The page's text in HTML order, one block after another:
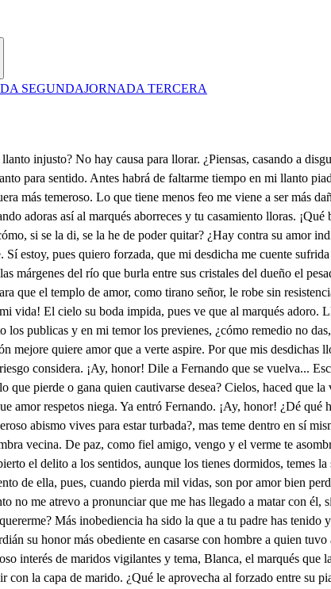
SEGUNDAJORNADA TERCERA
en tu llanto los publicas y en mi temor los previenes, ¿cómo remedio no das, Fernando? Turbada estás. ¿Qué dices? Digo, señora, que olvida, como te adora, tu honor. Declárate más. Sin que tus peligros mire ni su pretensión mejore quiere amor que a verte aspire. Por que mis desdichas llore y su atrevimiento admire, ¿dónde está? En la sala espera, detrás de un tapiz. Quisiera verle el alma..., pero no, que la licencia negó quien mi riesgo considera. ¡Ay, honor! Dile a Fernando que se vuelva... Escucha... Aguarda. No es tiempo de estar dudando. Como el alma se acobarda, está el corazón temblando. ¿Qué me aconsejas, hermana? ¿No ve lo que pierde o gana quien cautivarse desea? Cielos, haced que la vea. ¿Por qué has de ser tan tirana con tu belleza? Si llega Fernando, la ha de obligar, que alcanza el amor si ruega. Corre presto. Yo hay lugar, porque amor respetos niega. Ya entró Fernando. ¡Ay, honor! ¿Dé qué has perdido el color?, mas hallo en tu frente escrito «sombra que sigue al delito llamaron siempre al temor». En tu casa estás guardada, ¿en qué temeroso abismo vives para estar turbada?, mas teme dentro en sí mismo quien tiene el alma culpada. El que de noche camina cualquiera sombra imagina que es un feroz salteador y es el ladrón el temor que vio en la sombra vecina. De paz, como fiel amigo, vengo y el verme te asombra, sin ver, cuando más te sigo, que no soy más de una sombra del miedo que va contigo. Sombra soy, pues ya me has muerto y, como se ha descubierto el delito a los sentidos, aunque los tienes dormidos, temes la sombra del muerto. Injusta fue tu querella. ¿Yo te he muerto? Blanca, advierte, rigurosa como bella, que, publicando mi muerte, callo el instrumento de ella, pues, cuando pierda mil vidas, son por amor bien perdidas, mas, si a dar la causa pruebo, he de reventar de nuevo la sangre por las heridas y, así, por que el monumento no quede otra vez sangriento no me atrevo a pronunciar que me has llegado a matar con él, sí, de un casamiento. Mi padre pudo vencerme, que no podrá mi obediencia sin su licencia atreverme. Pues ¿cómo sin su licencia te has atrevido a quererme? Más inobediencia ha sido la que a tu padre has tenido y mayores las ofensas dejarte hablar de quien piensas que no ha de ser tu marido. Siendo igual el pretensor, la mujer no ha de mudarse porque es guardián su honor más obediente en casarse con hombre a quien tuvo amor. La primera fe empleada causa afrenta despreciada y, para el vulgo inclemente, ira al tálamo obediente, pero no del todo honrada, y no es honroso interés de maridos vigilantes y tema, Blanca, el marqués que la que amor tuvo antes puede ofenderle después. Por interés te has vendido a tu esposo y has querido tu flaqueza desmentir disfrazando el recibir con la capa de marido. ¿Qué le aprovecha al forzado entre su piadoso lloro ser las velas de brocado, la popa de ébano y oro? Si duerme al remo abrazado, ¿qué interés se puede hallar que baste él solo a templar el